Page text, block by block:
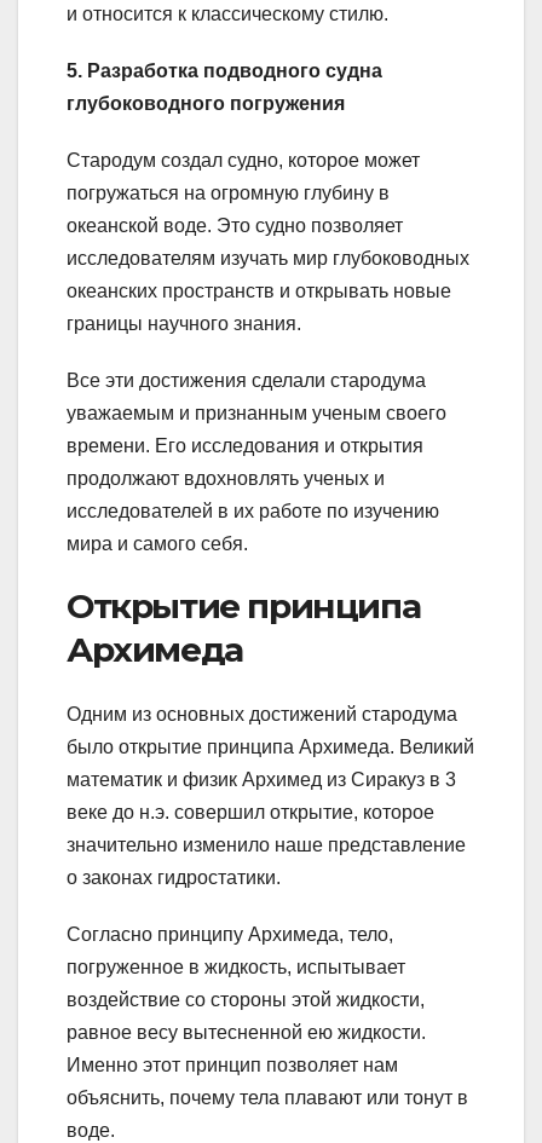
и относится к классическому стилю.
5. Разработка подводного судна
глубоководного погружения
Стародум создал судно, которое может
погружаться на огромную глубину в
океанской воде. Это судно позволяет
исследователям изучать мир глубоководных
океанских пространств и открывать новые
границы научного знания.
Все эти достижения сделали стародума
уважаемым и признанным ученым своего
времени. Его исследования и открытия
продолжают вдохновлять ученых и
исследователей в их работе по изучению
мира и самого себя.
Открытие принципа
Архимеда
Одним из основных достижений стародума
было открытие принципа Архимеда. Великий
математик и физик Архимед из Сиракуз в 3
веке до н.э. совершил открытие, которое
значительно изменило наше представление
о законах гидростатики.
Согласно принципу Архимеда, тело,
погруженное в жидкость, испытывает
воздействие со стороны этой жидкости,
равное весу вытесненной ею жидкости.
Именно этот принцип позволяет нам
объяснить, почему тела плавают или тонут в
воде.